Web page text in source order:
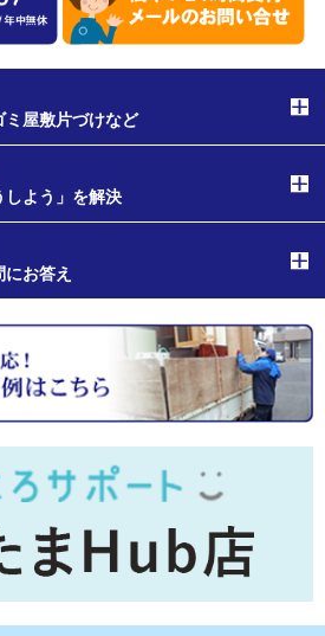
ミ屋敷片づけなど
しよう」を解決
お答え